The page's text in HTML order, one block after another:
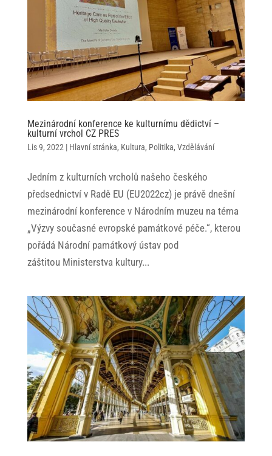
Mezinárodní konference ke kulturnímu dědictví –
kulturní vrchol CZ PRES
Lis 9, 2022 | Hlavní stránka, Kultura, Politika, Vzdělávání
Jedním z kulturních vrcholů našeho českého
předsednictví v Radě EU (EU2022cz) je právě dnešní
mezinárodní konference v Národním muzeu na téma
„Výzvy současné evropské památkové péče.“, kterou
pořádá Národní památkový ústav pod
záštitou Ministerstva kultury...